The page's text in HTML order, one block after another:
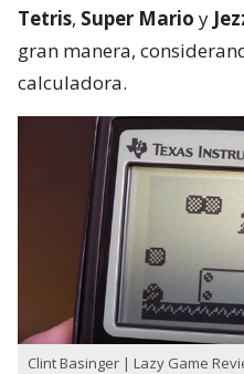
Tetris, Super Mario y
gran manera,
calculadora.
Clint Basinger | Lazy Game